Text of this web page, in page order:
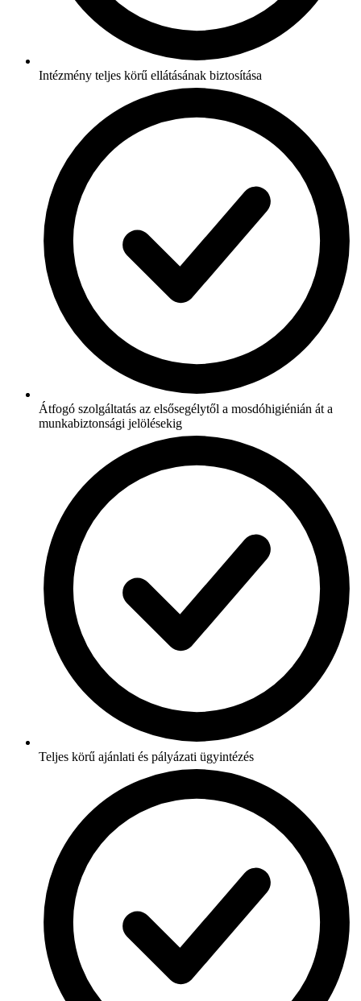
Intézmény teljes körű ellátásának biztosítása
Átfogó szolgáltatás az elsősegélytől a mosdóhigiénián át a
munkabiztonsági jelölésekig
Teljes körű ajánlati és pályázati ügyintézés